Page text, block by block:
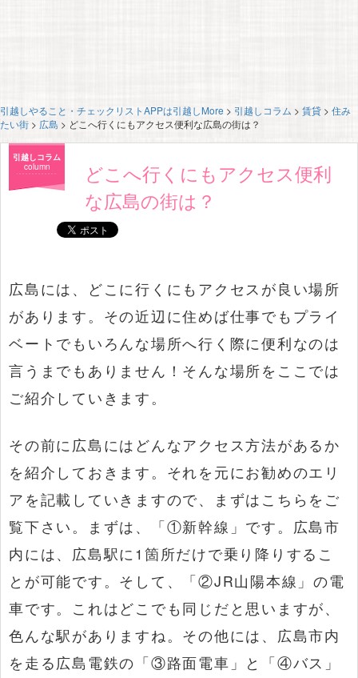
引越しやること・チェックリストAPPは引越しMore > 引越しコラム > 賃貸 > 住み
たい街 > 広島 > どこへ行くにもアクセス便利な広島の街は？
引越しコラム
column
どこへ行くにもアクセス便利
な広島の街は？
広島には、どこに行くにもアクセスが良い場所
があります。その近辺に住めば仕事でもプライ
ベートでもいろんな場所へ行く際に便利なのは
言うまでもありません！そんな場所をここでは
ご紹介していきます。
その前に広島にはどんなアクセス方法があるか
を紹介しておきます。それを元にお勧めのエリ
アを記載していきますので、まずはこちらをご
覧下さい。まずは、「①新幹線」です。広島市
内には、広島駅に1箇所だけで乗り降りするこ
とが可能です。そして、「②JR山陽本線」の電
車です。これはどこでも同じだと思いますが、
色んな駅がありますね。その他には、広島市内
を走る広島電鉄の「③路面電車」と「④バス」